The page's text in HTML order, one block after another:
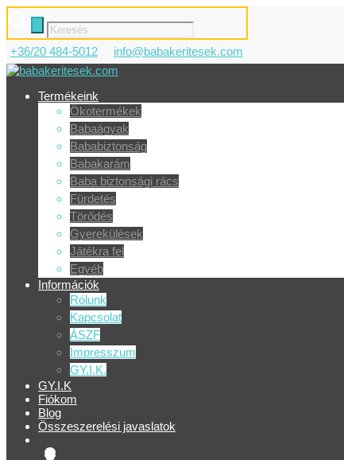
+36/20 484-5012 info@babakeritesek.com
Termékeink
Ökotermékek
Babaágyak
Bababiztonság
Babakarám
Baba biztonsági rács
Fürdetés
Törődés
Gyerekülések
Játékra fel
Egyéb
Információk
Rólunk
Kapcsolat
ÁSZF
Impresszum
GY.I.K.
GY.I.K
Fiókom
Blog
Összeszerelési javaslatok